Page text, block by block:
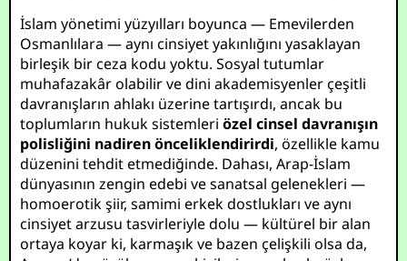
İslam yönetimi yüzyılları boyunca — Emevilerden
Osmanlılara — aynı cinsiyet yakınlığını yasaklayan
birleşik bir ceza kodu yoktu. Sosyal tutumlar
muhafazakâr olabilir ve dini akademisyenler çeşitli
davranışların ahlakı üzerine tartışırdı, ancak bu
toplumların hukuk sistemleriözel cinsel davranışın
polisliğini nadiren önceliklendirirdi, özellikle kamu
düzenini tehdit etmediğinde. Dahası, Arap-İslam
dünyasının zengin edebi ve sanatsal gelenekleri —
homoerotik şiir, samimi erkek dostlukları ve aynı
cinsiyet arzusu tasvirleriyle dolu — kültürel bir alan
ortaya koyar ki, karmaşık ve bazen çelişkili olsa da,